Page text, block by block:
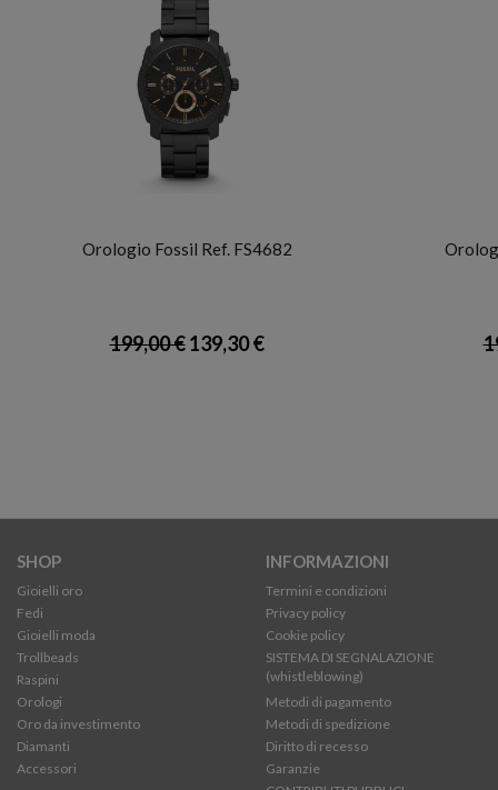
Orologio Fossil Ref. FS4682
199,00 €139,30 €
SHOP
Gioielli oro
Fedi
Gioielli moda
Trollbeads
Raspini
Orologi
Oro da investimento
Diamanti
Accessori
INFORMAZIONI
Termini e condizioni
Privacy policy
Cookie policy
SISTEMA DI SEGNALAZIONE
(whistleblowing)
Metodi di pagamento
Metodi di spedizione
Diritto di recesso
Garanzie